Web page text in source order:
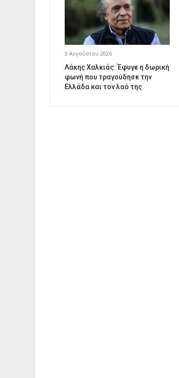
3 Αυγούστου 2026
Λάκης Χαλκιάς: Έφυγε η δωρική
φωνή που τραγούδησε την
Ελλάδα και τον λαό της